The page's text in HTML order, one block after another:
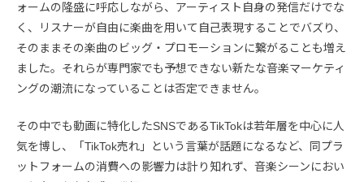
ォームの隆盛に呼応しながら、アーティスト自身の発信だけでな
く、リスナーが自由に楽曲を用いて自己表現することでバズり、
そのままその楽曲のビッグ・プロモーションに繋がることも増え
ました。それらが専門家でも予想できない新たな音楽マーケティ
ングの潮流になっていることは否定できません。
その中でも動画に特化したSNSであるTikTokは若年層を中心に人
気を博し、「TikTok売れ」という言葉が話題になるなど、同プラ
ットフォームの消費への影響力は計り知れず、音楽シーンにおい